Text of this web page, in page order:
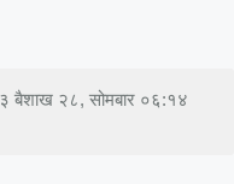
बैशाख २८, सोमबार ०६:१४